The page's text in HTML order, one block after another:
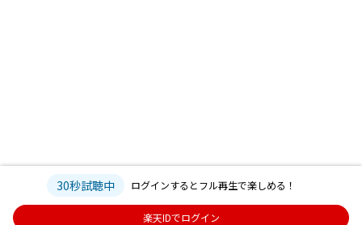
30秒試聴中 ログインするとフル再生で楽しめる！
楽天IDでログイン